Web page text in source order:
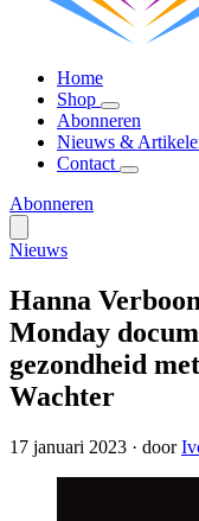
Home
Shop
Abonneren
Nieuws &
Contact
Abonneren
Nieuws
Hanna
Monday
gezondheid
Wachter
17 januari 2023 · door